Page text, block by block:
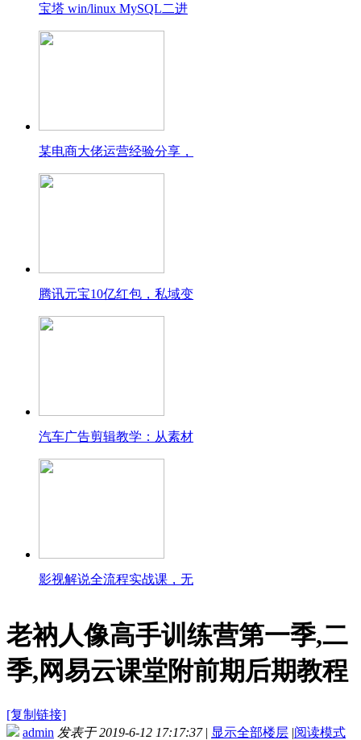
宝塔 win/linux MySQL二进
某电商大佬运营经验分享，
腾讯元宝10亿红包，私域变
汽车广告剪辑教学：从素材
影视解说全流程实战课，无
老衲人像高手训练营第一季,二
季,网易云课堂附前期后期教程
[复制链接]
admin 发表于 2019-6-12 17:17:37 | 显示全部楼层 |阅读模式